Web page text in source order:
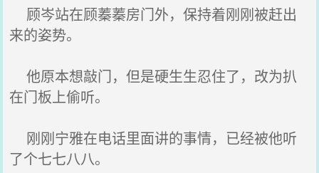
顾岑站在顾蓁蓁房门外，保持着刚刚被赶出
来的姿势。
他原本想敲门，但是硬生生忍住了，改为扒
在门板上偷听。
刚刚宁雅在电话里面讲的事情，已经被他听
了个七七八八。